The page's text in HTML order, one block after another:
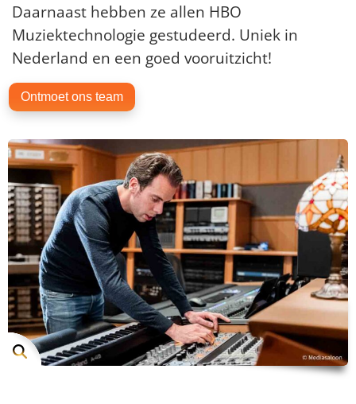
Daarnaast hebben ze allen HBO
Muziektechnologie gestudeerd. Uniek in
Nederland en een goed vooruitzicht!
Ontmoet ons team